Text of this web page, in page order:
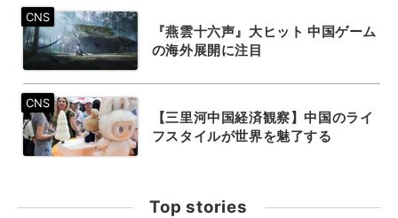
『燕雲十六声』大ヒット 中国ゲーム
の海外展開に注目
【三里河中国経済観察】中国のライ
フスタイルが世界を魅了する
Top stories